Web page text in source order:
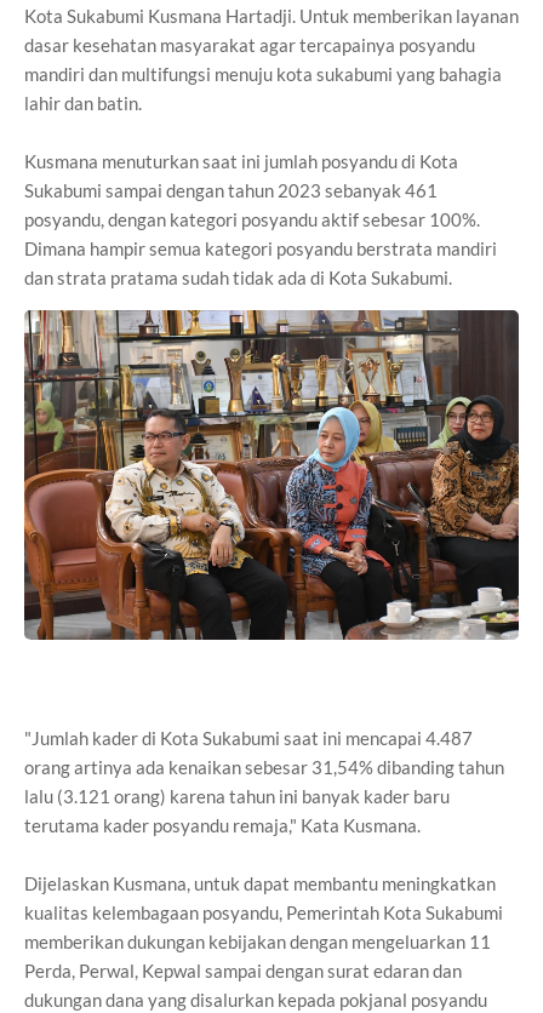
Kota Sukabumi Kusmana Hartadji. Untuk memberikan layanan
dasar kesehatan masyarakat agar tercapainya posyandu
mandiri dan multifungsi menuju kota sukabumi yang bahagia
lahir dan batin.
Kusmana menuturkan saat ini jumlah posyandu di Kota
Sukabumi sampai dengan tahun 2023 sebanyak 461
posyandu, dengan kategori posyandu aktif sebesar 100%.
Dimana hampir semua kategori posyandu berstrata mandiri
dan strata pratama sudah tidak ada di Kota Sukabumi.
"Jumlah kader di Kota Sukabumi saat ini mencapai 4.487
orang artinya ada kenaikan sebesar 31,54% dibanding tahun
lalu (3.121 orang) karena tahun ini banyak kader baru
terutama kader posyandu remaja," Kata Kusmana.
Dijelaskan Kusmana, untuk dapat membantu meningkatkan
kualitas kelembagaan posyandu, Pemerintah Kota Sukabumi
memberikan dukungan kebijakan dengan mengeluarkan 11
Perda, Perwal, Kepwal sampai dengan surat edaran dan
dukungan dana yang disalurkan kepada pokjanal posyandu